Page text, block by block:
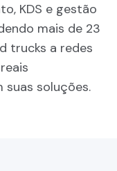
KDS e gestão
mais de 23
trucks a redes
suas soluções.